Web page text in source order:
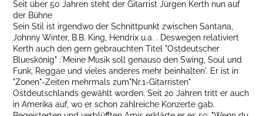
Seit über 50 Jahren steht der Gitarrist Jürgen Kerth nun auf
der Bühne
Sein Stil ist irgendwo der Schnittpunkt zwischen Santana,
Johnny Winter, B.B. King, Hendrix u.a. . Deswegen relativiert
Kerth auch den gern gebrauchten Titel "Ostdeutscher
Blueskönig" :´Meine Musik soll genauso den Swing, Soul und
Funk, Reggae und vieles anderes mehr beinhalten'. Er ist in
"Zonen"-Zeiten mehrmals zum"Nr.1-Gitarristen"
Ostdeutschlands gewählt worden. Seit 20 Jahren tritt er auch
in Amerika auf, wo er schon zahlreiche Konzerte gab.